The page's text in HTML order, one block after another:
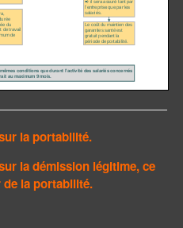
la portabilité.
la démission légitime, ce
la portabilité.